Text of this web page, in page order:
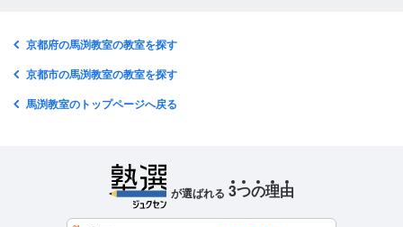
京都府の馬渕教室の教室を探す
京都市の馬渕教室の教室を探す
馬渕教室のトップページへ戻る
が選ばれる 3つの理由